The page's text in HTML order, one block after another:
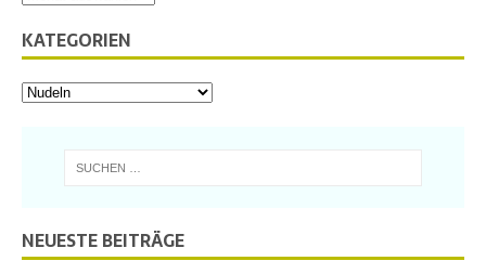
KATEGORIEN
NEUESTE BEITRÄGE